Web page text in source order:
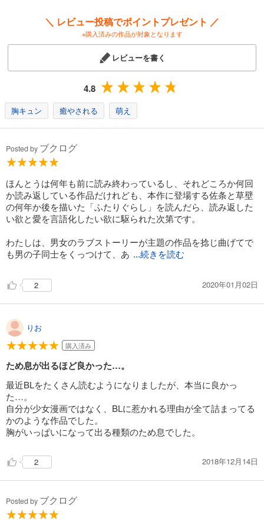
＼ レビュー投稿でポイントプレゼント ／
※購入済みの作品が対象となります
レビューを書く
4.8
胸キュン 癒やされる 萌え
Posted by ブクログ
ほんとうは何年も前に読み終わっているし、それどころか何回
か読み返している作品だけれども、本作に登場する佐条と草壁
の何年か後を描いた「ふたりぐらし」を読んだら、読み返した
い欲と愛を言語化したい欲に駆られた次第です。
わたしは、男女のラブストーリーが主題の作品を捻じ曲げてで
も男の子同士をくっつけて、あ ...続きを読む
2 2020年01月02日
りお
購入済み
ため息が出るほど良かった…。
最近BLをたくさん読むようになりましたが、本当に良かっ
た…。
自分が少女漫画ではなく、BLに惹かれる理由が全て詰まってる
かのような作品でした。
胸がいっぱいになって出る種類のため息でした。
2 2018年12月14日
Posted by ブクログ